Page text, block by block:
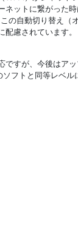
ネットに繋がった
の自動切り替え（
慮されています。
ですが、今後はア
フトと同等レベル